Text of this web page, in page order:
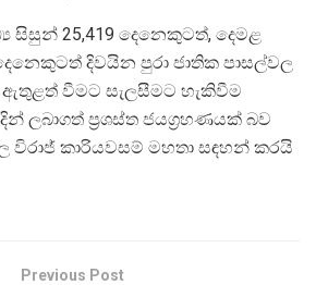
සිසුන් 25,419 දෙනෙකුටත්, දෙමළ
දිවයින පුරා ජාතික පාසල්වල
ඇතුළත් වීමට සැලසීමට හැකිවීම
ලබාගත් ප්‍රශස්ත ජයග්‍රහණයක් බව
විරාජ් කාරියවසම් මහතා සඳහන් කරයි
Previous Post